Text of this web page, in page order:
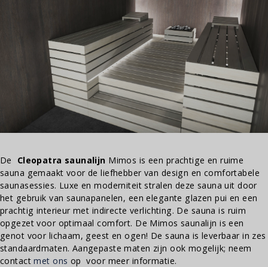
De Cleopatra saunalijn Mimos is een prachtige en ruime
sauna gemaakt voor de liefhebber van design en comfortabele
saunasessies. Luxe en moderniteit stralen deze sauna uit door
het gebruik van saunapanelen, een elegante glazen pui en een
prachtig interieur met indirecte verlichting. De sauna is ruim
opgezet voor optimaal comfort. De Mimos saunalijn is een
genot voor lichaam, geest en ogen! De sauna is leverbaar in zes
standaardmaten. Aangepaste maten zijn ook mogelijk; neem
contactmet ons op voor meer informatie.